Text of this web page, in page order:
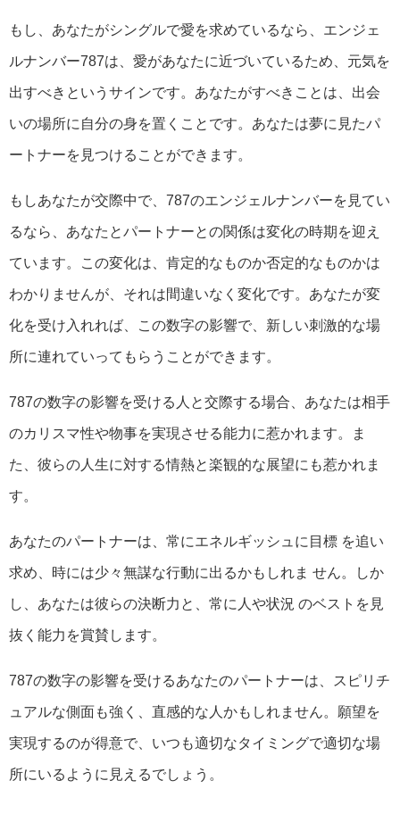
もし、あなたがシングルで愛を求めているなら、エンジェ
ルナンバー787は、愛があなたに近づいているため、元気を
出すべきというサインです。あなたがすべきことは、出会
いの場所に自分の身を置くことです。あなたは夢に見たパ
ートナーを見つけることができます。
もしあなたが交際中で、787のエンジェルナンバーを見てい
るなら、あなたとパートナーとの関係は変化の時期を迎え
ています。この変化は、肯定的なものか否定的なものかは
わかりませんが、それは間違いなく変化です。あなたが変
化を受け入れれば、この数字の影響で、新しい刺激的な場
所に連れていってもらうことができます。
787の数字の影響を受ける人と交際する場合、あなたは相手
のカリスマ性や物事を実現させる能力に惹かれます。ま
た、彼らの人生に対する情熱と楽観的な展望にも惹かれま
す。
あなたのパートナーは、常にエネルギッシュに目標 を追い
求め、時には少々無謀な行動に出るかもしれま せん。しか
し、あなたは彼らの決断力と、常に人や状況 のベストを見
抜く能力を賞賛します。
787の数字の影響を受けるあなたのパートナーは、スピリチ
ュアルな側面も強く、直感的な人かもしれません。願望を
実現するのが得意で、いつも適切なタイミングで適切な場
所にいるように見えるでしょう。